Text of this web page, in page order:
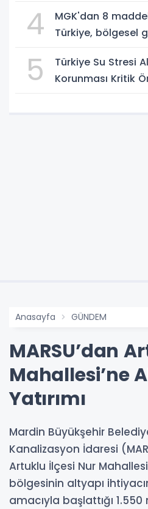
4
MGK'dan 8
Türkiye, bölgesel
5
Türkiye Su Stresi
Korunması Kritik
Anasayfa GÜNDEM
MARSU’dan
Mahallesi’ne
Yatırımı
Mardin Büyükşehir
Kanalizasyon İdaresi
Artuklu İlçesi Nur
bölgesinin altyapı
amacıyla başlattığı